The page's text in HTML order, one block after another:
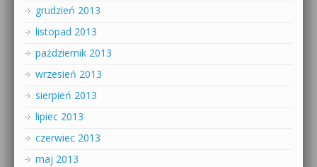
grudzień 2013
listopad 2013
październik 2013
wrzesień 2013
sierpień 2013
lipiec 2013
czerwiec 2013
maj 2013